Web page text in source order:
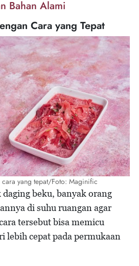
Bahan Alami
Cara yang Tepat
yang tepat/Foto: Maginific
beku, banyak orang
di suhu ruangan agar
tersebut bisa memicu
lebih cepat pada permukaan